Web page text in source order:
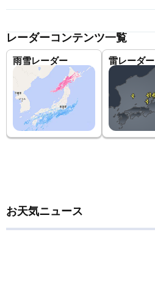
レーダーコンテンツ一覧
雨雪レーダー 雷レーダー
お天気ニュース